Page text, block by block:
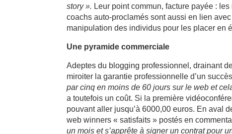
story ». Leur point commun, facture payée :
coachs auto-proclamés sont aussi en lien
manipulation des individus pour les placer en
Une pyramide commerciale
Adeptes du blogging professionnel, drainant
miroiter la garantie professionnelle d’un
par cinq en moins de 60 jours sur le web et
a toutefois un coût. Si la première
pouvant aller jusqu’à 6000,00 euros. En aval
web winners « satisfaits » postés en
un mois et s’apprête à signer un contrat pour